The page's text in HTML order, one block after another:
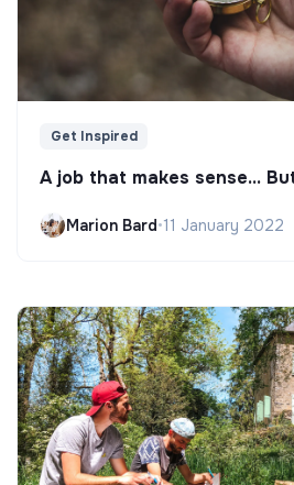
Get Inspired
A job that makes sense...
Marion Bard•11 January 2022